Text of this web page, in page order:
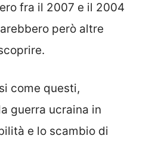
fra il 2007 e il 2004
però altre
come questi,
guerra ucraina in
e lo scambio di